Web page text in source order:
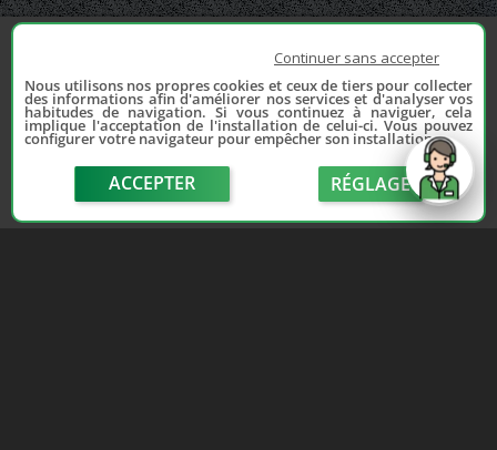
Continuer sans accepter
Nous utilisons nos propres cookies et ceux de tiers pour collecter
des informations afin d'améliorer nos services et d'analyser vos
habitudes de navigation. Si vous continuez à naviguer, cela
implique l'acceptation de l'installation de celui-ci. Vous pouvez
configurer votre navigateur pour empêcher son installation.
ACCEPTER RÉGLAGE